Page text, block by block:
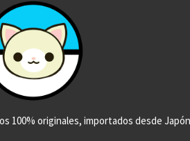
100% originales, importados desde Japón